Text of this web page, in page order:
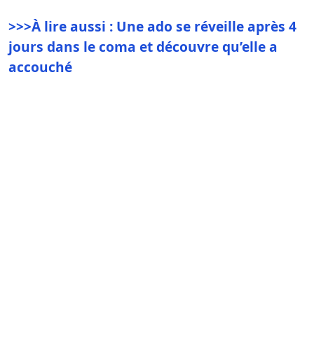
>>>À lire aussi : Une ado se réveille après 4
jours dans le coma et découvre qu’elle a
accouché